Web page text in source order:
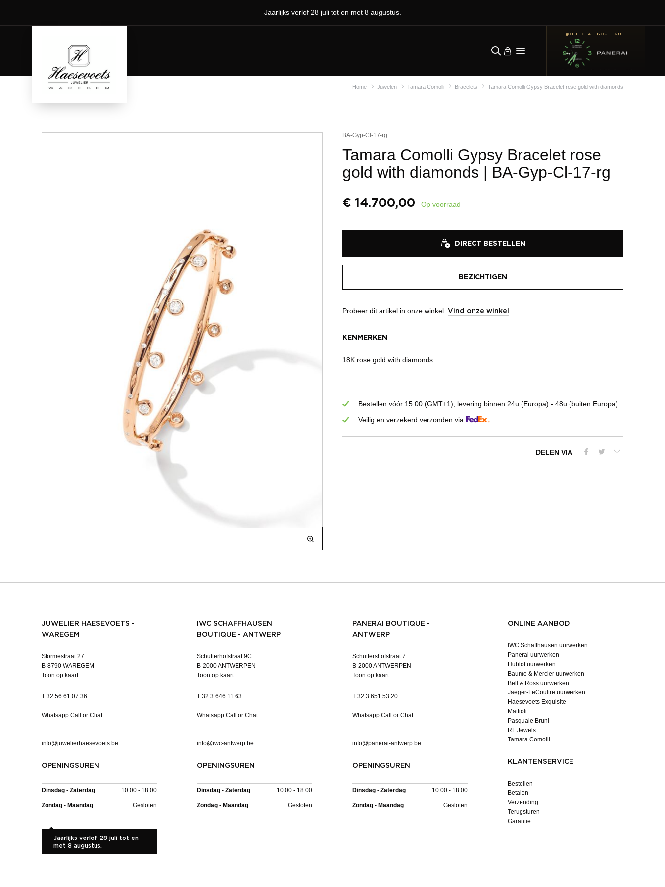
Jaarlijks verlof 28 juli tot en met 8 augustus.
OFFICIAL BOUTIQUE
Home Juwelen Tamara Comolli Bracelets Tamara Comolli Gypsy Bracelet rose gold with diamonds
BA-Gyp-Cl-17-rg
Tamara Comolli Gypsy Bracelet rose
gold with diamonds | BA-Gyp-Cl-17-rg
€ 14.700,00 Op voorraad
DIRECT BESTELLEN
BEZICHTIGEN
Probeer dit artikel in onze winkel. Vind onze winkel
KENMERKEN
18K rose gold with diamonds
Bestellen vóór 15:00 (GMT+1), levering binnen 24u (Europa) - 48u (buiten Europa)
Veilig en verzekerd verzonden via
DELEN VIA
JUWELIER HAESEVOETS -
WAREGEM
Stormestraat 27
B-8790 WAREGEM
Toon op kaart
T 32 56 61 07 36
Whatsapp Call or Chat
info@juwelierhaesevoets.be
OPENINGSUREN
Dinsdag - Zaterdag 10:00 - 18:00
Zondag - Maandag Gesloten
Jaarlijks verlof 28 juli tot en
met 8 augustus.
IWC SCHAFFHAUSEN
BOUTIQUE - ANTWERP
Schutterhofstraat 9C
B-2000 ANTWERPEN
Toon op kaart
T 32 3 646 11 63
Whatsapp Call or Chat
info@iwc-antwerp.be
OPENINGSUREN
Dinsdag - Zaterdag 10:00 - 18:00
Zondag - Maandag Gesloten
PANERAI BOUTIQUE -
ANTWERP
Schuttershofstraat 7
B-2000 ANTWERPEN
Toon op kaart
T 32 3 651 53 20
Whatsapp Call or Chat
info@panerai-antwerp.be
OPENINGSUREN
Dinsdag - Zaterdag 10:00 - 18:00
Zondag - Maandag Gesloten
ONLINE AANBOD
IWC Schaffhausen uurwerken
Panerai uurwerken
Hublot uurwerken
Baume & Mercier uurwerken
Bell & Ross uurwerken
Jaeger-LeCoultre uurwerken
Haesevoets Exquisite
Mattioli
Pasquale Bruni
RF Jewels
Tamara Comolli
KLANTENSERVICE
Bestellen
Betalen
Verzending
Terugsturen
Garantie